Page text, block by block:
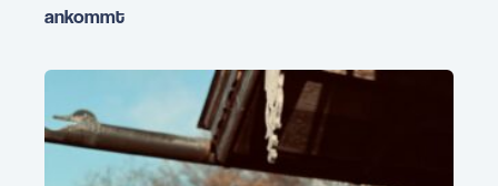
ankommt